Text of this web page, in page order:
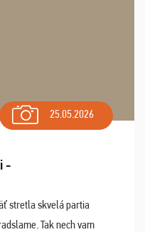
25.05.2026
-
stretla skvelá partia
Tak nech vam